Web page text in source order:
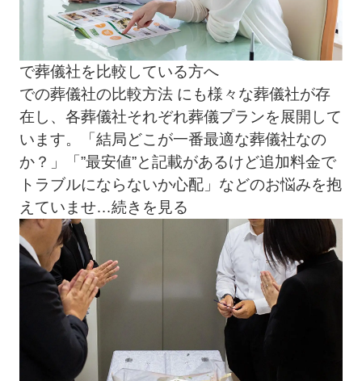
で葬儀社を比較している方へ
での葬儀社の比較方法 にも様々な葬儀社が存
在し、各葬儀社それぞれ葬儀プランを展開して
います。「結局どこが一番最適な葬儀社なの
か？」「”最安値”と記載があるけど追加料金で
トラブルにならないか心配」などのお悩みを抱
えていませ…続きを見る